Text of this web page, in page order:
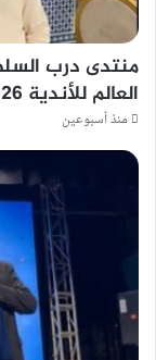
منتدى درب
العالم للأندية 2026 بمصر(فيديو)
منذ أسبوعين